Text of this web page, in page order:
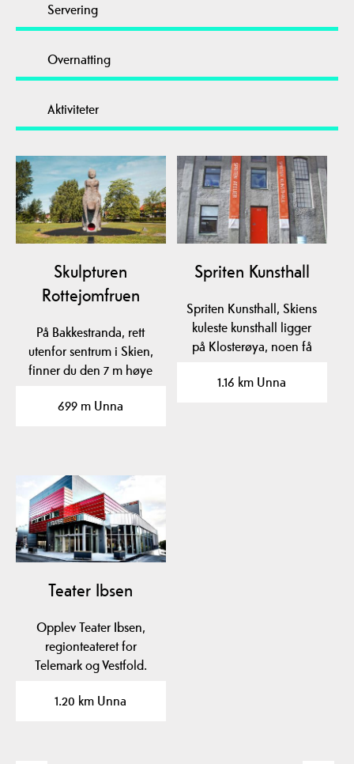
Servering
Overnatting
Aktiviteter
Skulpturen
Rottejomfruen
På Bakkestranda, rett
utenfor sentrum i Skien,
finner du den 7 m høye
699 m Unna
Spriten Kunsthall
Spriten Kunsthall, Skiens
kuleste kunsthall ligger
på Klosterøya, noen få
1.16 km Unna
Teater Ibsen
Opplev Teater Ibsen,
regionteateret for
Telemark og Vestfold.
1.20 km Unna